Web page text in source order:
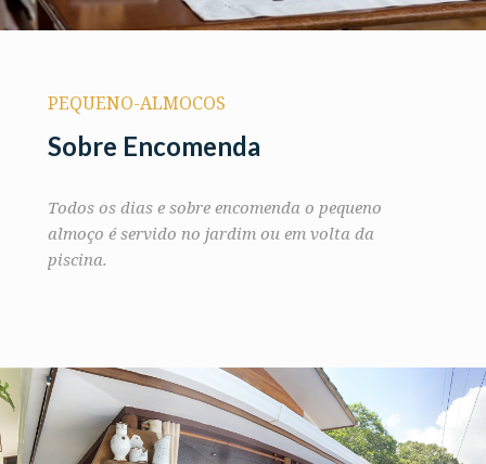
PEQUENO-ALMOCOS
Sobre Encomenda
Todos os dias e sobre encomenda o pequeno
almoço é servido no jardim ou em volta da
piscina.